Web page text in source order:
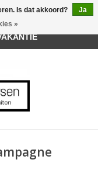
Is dat akkoord?
Ja
»
| Belvederelaan 107